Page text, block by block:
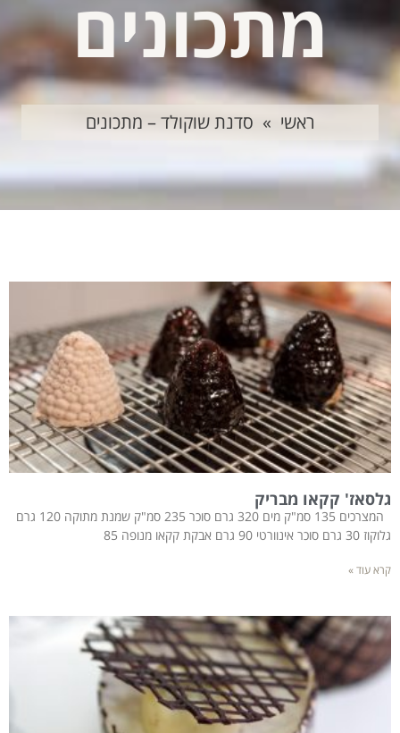
מתכונים
ראשי » סדנת שוקולד – מתכונים
גלסאז' קקאו מבריק
המצרכים 135 סמ"ק מים 320 גרם סוכר 235 סמ"ק שמנת מתוקה 120 גרם
גלוקוז 30 גרם סוכר אינוורטי 90 גרם אבקת קקאו מנופה 85
קרא עוד »